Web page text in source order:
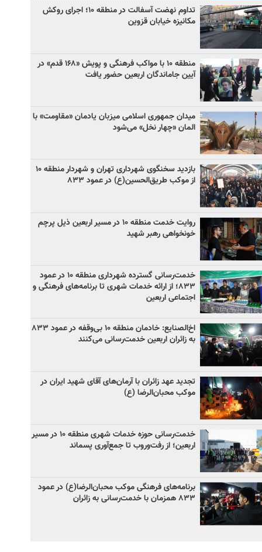
تداوم نهضت آسفالت در منطقه ۱۰؛ اجرای روکش
مکانیزه خیابان قزوین
منطقه ۱۰ با مواکب فرهنگی و پویش «۱۶۸ قدم» در
آیین جاماندگان اربعین حضور یافت
میدان جمهوری اسلامی میزبان یادمان «مقاومت» با
المان «چهار نخل» می‌شود
بازدید سخنگوی شهرداری تهران و شهردار منطقه ۱۰
از موکب طریق‌الحسین(ع) در عمود ۸۳۳
روایت خدمت منطقه ۱۰ در مسیر اربعین ذیل پرچم
خونخواهی رهبر شهید
خدمت‌رسانی گسترده شهرداری منطقه ۱۰ در عمود
۸۳۳؛ از ارائه خدمات شهری تا برنامه‌های فرهنگی و
اجتماعی اربعین
اخ‌الصنایع: خادمان منطقه ۱۰ بی‌وقفه در عمود ۸۳۳
به زائران اربعین خدمت‌رسانی می‌کنند
تجدید عهد زائران با آرمان‌های آقای شهید ایران در
موکب محبان‌الرضا (ع)
خدمت‌رسانی حوزه خدمات شهری منطقه ۱۰ در مسیر
اربعین؛ از رفت‌وروب تا جمع‌آوری پسماند
برنامه‌های فرهنگی موکب محبان‌الرضا(ع) در عمود
۸۳۳ همزمان با خدمت‌رسانی به زائران